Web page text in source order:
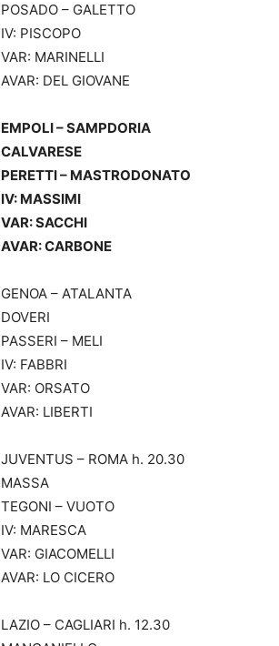
POSADO – GALETTO
IV: PISCOPO
VAR: MARINELLI
AVAR: DEL GIOVANE
EMPOLI – SAMPDORIA
CALVARESE
PERETTI – MASTRODONATO
IV: MASSIMI
VAR: SACCHI
AVAR: CARBONE
GENOA – ATALANTA
DOVERI
PASSERI – MELI
IV: FABBRI
VAR: ORSATO
AVAR: LIBERTI
JUVENTUS – ROMA h. 20.30
MASSA
TEGONI – VUOTO
IV: MARESCA
VAR: GIACOMELLI
AVAR: LO CICERO
LAZIO – CAGLIARI h. 12.30